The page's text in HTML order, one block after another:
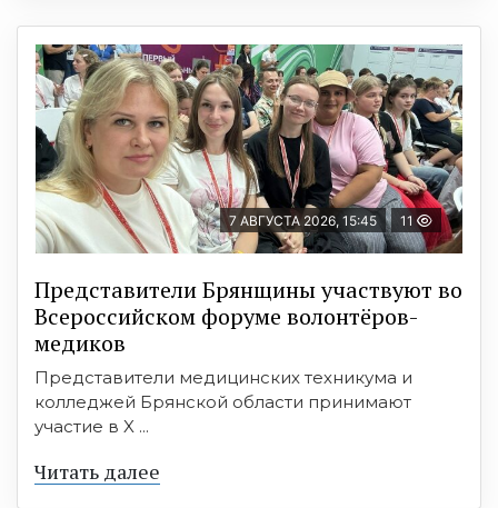
7 АВГУСТА 2026, 15:45 11
Представители Брянщины участвуют во
Всероссийском форуме волонтёров-
медиков
Представители медицинских техникума и
колледжей Брянской области принимают
участие в X ...
Читать далее